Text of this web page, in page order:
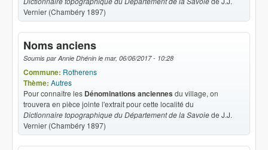
Vernier (Chambéry 1897)
Noms anciens
Soumis parAnnie Dhénin le mar, 06/06/2017 - 10:28
Commune: Rotherens
Thème: Autres
Pour connaître les Dénominations anciennesdu village, on
trouvera en pièce jointe l'extrait pour cette localité du
Dictionnaire topographique du Département de la Savoiede J.J.
Vernier (Chambéry 1897)